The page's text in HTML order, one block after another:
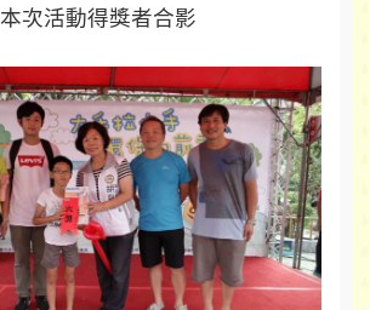
本次活動得獎者合影